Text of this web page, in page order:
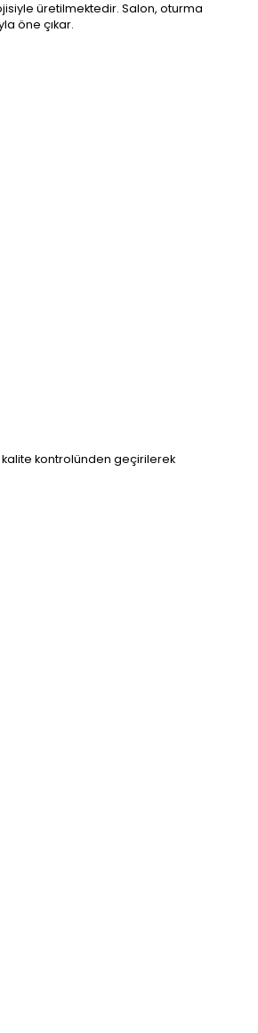
üretilmektedir. Salon, oturma
öne çıkar.
kontrolünden geçirilerek